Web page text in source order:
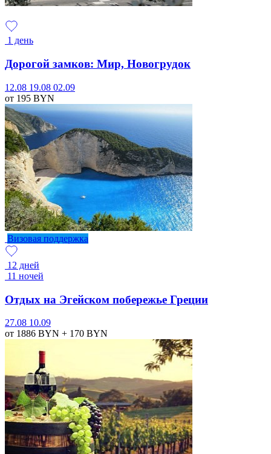
1 день
Дорогой замков: Мир, Новогрудок
12.08 19.08 02.09
от 195 BYN
Визовая поддержка
12 дней
11 ночей
Отдых на Эгейском побережье Греции
27.08 10.09
от 1886 BYN + 170 BYN